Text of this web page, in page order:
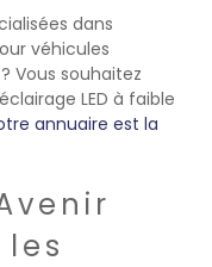
dans
véhicules
Vous souhaitez
LED à faible
annuaire est la